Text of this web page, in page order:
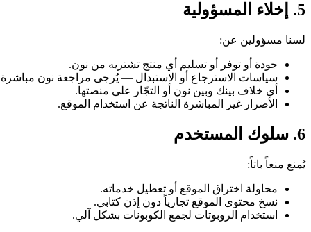
5. إخلاء المسؤولية
لسنا مسؤولين عن:
جودة أو توفر أو تسليم أي منتج تشتريه من نون.
سياسات الاسترجاع أو الاستبدال — يُرجى مراجعة نون
أي خلاف بينك وبين نون أو التجّار على منصتها.
الأضرار غير المباشرة الناتجة عن استخدام الموقع.
6. سلوك المستخدم
يُمنع منعاً باتاً:
محاولة اختراق الموقع أو تعطيل خدماته.
نسخ محتوى الموقع تجارياً دون إذن كتابي.
استخدام الروبوتات لجمع الكوبونات بشكل آلي.